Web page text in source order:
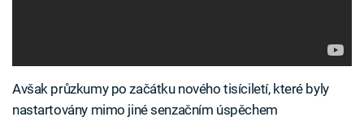
Avšak průzkumy po začátku nového tisíciletí, které byly
nastartovány mimo jiné senzačním úspěchem